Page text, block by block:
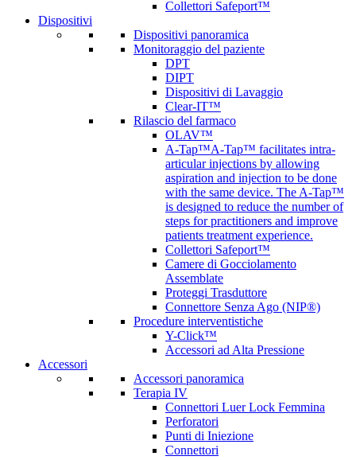
Collettori Safeport™
Dispositivi
Dispositivi panoramica
Monitoraggio del paziente
DPT
DIPT
Dispositivi di Lavaggio
Clear-IT™
Rilascio del farmaco
OLAV™
A-Tap™A-Tap™ facilitates intra-
articular injections by allowing
aspiration and injection to be done
with the same device. The A-Tap™
is designed to reduce the number of
steps for practitioners and improve
patients treatment experience.
Collettori Safeport™
Camere di Gocciolamento
Assemblate
Proteggi Trasduttore
Connettore Senza Ago (NIP®)
Procedure interventistiche
Y-Click™
Accessori ad Alta Pressione
Accessori
Accessori panoramica
Terapia IV
Connettori Luer Lock Femmina
Perforatori
Punti di Iniezione
Connettori